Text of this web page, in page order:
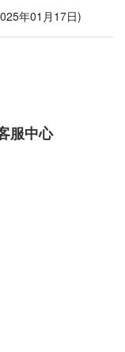
年01月17日)
服中心